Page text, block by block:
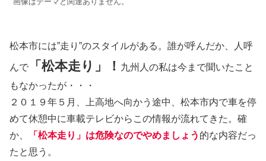
松本市には”走り”のスタイルがある。誰が呼んだか、人呼
んで 「松本走り」！ 九州人の私は今まで聞いたこと
もなかったが・・・
２０１９年５月、上高地へ向かう途中、松本市内で車を停
めて休憩中に車載テレビからこの情報が流れてきた。確
か、
「松本走り」は危険なのでやめましょう 的な内容だっ
たと思う。